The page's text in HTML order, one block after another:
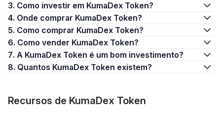
3. Como investir em KumaDex Token?
4. Onde comprar KumaDex Token?
5. Como comprar KumaDex Token?
6. Como vender KumaDex Token?
7. A KumaDex Token é um bom investimento?
8. Quantos KumaDex Token existem?
Recursos de KumaDex Token